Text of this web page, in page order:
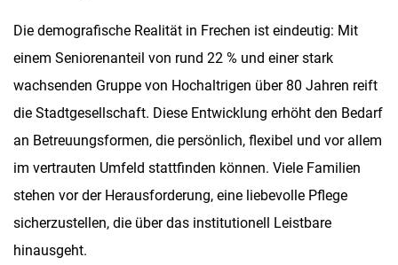
Die demografische Realität in Frechen ist eindeutig: Mit
einem Seniorenanteil von rund 22 % und einer stark
wachsenden Gruppe von Hochaltrigen über 80 Jahren reift
die Stadtgesellschaft. Diese Entwicklung erhöht den Bedarf
an Betreuungsformen, die persönlich, flexibel und vor allem
im vertrauten Umfeld stattfinden können. Viele Familien
stehen vor der Herausforderung, eine liebevolle Pflege
sicherzustellen, die über das institutionell Leistbare
hinausgeht.